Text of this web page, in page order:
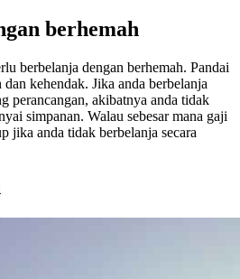
berhemah
berbelanja dengan berhemah. Pandai
kehendak. Jika anda berbelanja
perancangan, akibatnya anda tidak
simpanan. Walau sebesar mana gaji
jika anda tidak berbelanja secara